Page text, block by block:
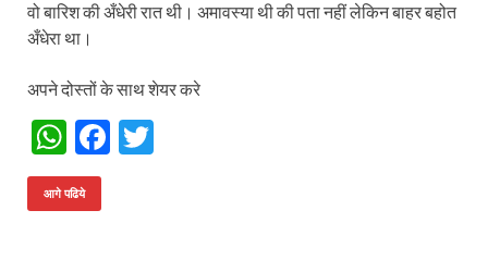
वो बारिश की अँधेरी रात थी। अमावस्या थी की पता नहीं लेकिन बाहर बहोत
अँधेरा था।
अपने दोस्तों के साथ शेयर करे
W
h
at
F
आगे पढिये